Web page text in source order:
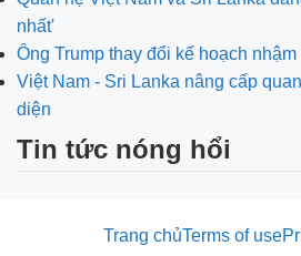
nhất'
Ông Trump thay đổi kế hoạch
Việt Nam - Sri Lanka nâng cấp
diện
Tin tức nóng hổi
Trang chủTerms of use